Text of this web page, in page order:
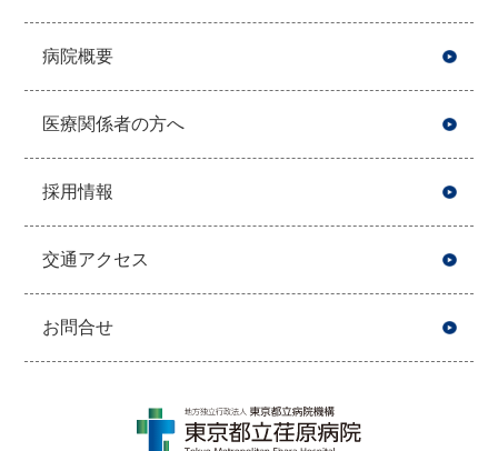
病院概要
医療関係者の方へ
採用情報
交通アクセス
お問合せ